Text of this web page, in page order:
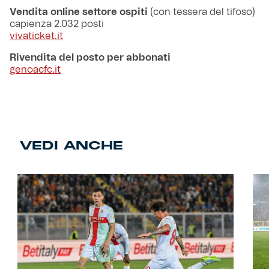
Vendita online settore ospiti (con tessera del tifoso)
capienza 2.032 posti
vivaticket.it
Rivendita del posto per abbonati
genoacfc.it
VEDI ANCHE